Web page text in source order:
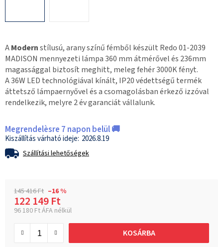
AModernstílusú, arany színű fémből készült Redo 01-2039
MADISON mennyezeti lámpa 360 mm átmérővel és 236mm
magassággal biztosít meghitt, meleg fehér 3000K fényt.
A 36W LED technológiával kínált, IP20 védettségű termék
áttetsző lámpaernyővel és a csomagolásban érkező izzóval
rendelkezik, melyre 2 év garanciát vállalunk.
Megrendelèsre 7 napon belül 🚚
2026.8.19
Szállítási lehetőségek
145 416 Ft –16 %
122 149 Ft
96 180 Ft ÁFA nélkül
KOSÁRBA